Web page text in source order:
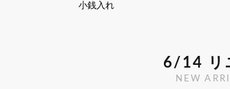
小銭入れ
6/14 リ
NEW